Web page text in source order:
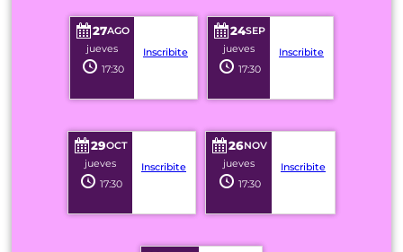
27AGO
jueves
17:30
Inscribite
24SEP
jueves
17:30
Inscribite
29OCT
jueves
17:30
Inscribite
26NOV
jueves
17:30
Inscribite